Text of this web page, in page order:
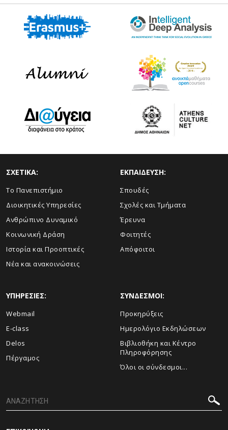
ΣΧΕΤΙΚΑ:
Το Πανεπιστήμιο
Διοικητικές Υπηρεσίες
Ανθρώπινο Δυναμικό
Κοινωνική Δράση
Ιστορία και Προοπτικές
Νέα και ανακοινώσεις
ΕΚΠΑΙΔΕΥΣΗ:
Σπουδές
Σχολές και Τμήματα
Έρευνα
Φοιτητές
Απόφοιτοι
ΥΠΗΡΕΣΙΕΣ:
Webmail
E-class
Delos
Πέργαμος
ΣΥΝΔΕΣΜΟΙ:
Προκηρύξεις
Ημερολόγιο Εκδηλώσεων
Βιβλιοθήκη και Κέντρο
Πληροφόρησης
Όλοι οι σύνδεσμοι...